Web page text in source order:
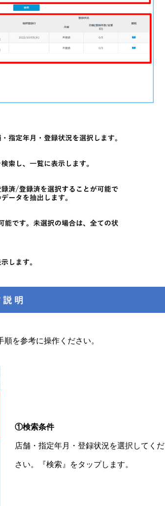
を参考に操作ください。
①検索条件
店舗・指定年月・登録状況を選択してくだ
さい。『検索』をタップします。